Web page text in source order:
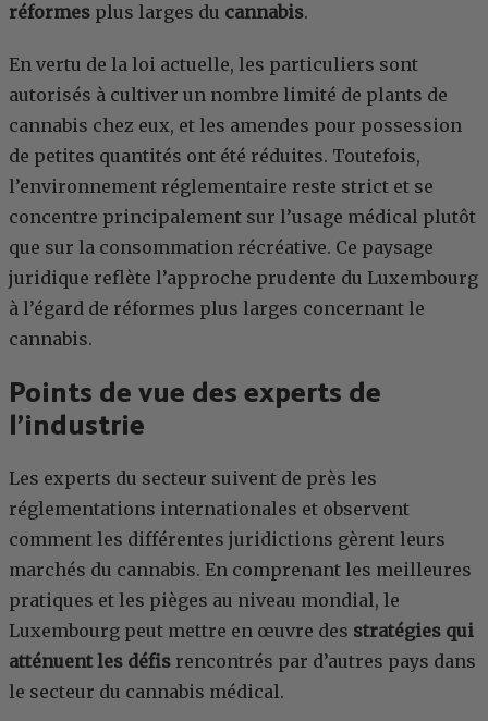
réformes plus larges du cannabis.
En vertu de la loi actuelle, les particuliers sont
autorisés à cultiver un nombre limité de plants de
cannabis chez eux, et les amendes pour possession
de petites quantités ont été réduites. Toutefois,
l’environnement réglementaire reste strict et se
concentre principalement sur l’usage médical plutôt
que sur la consommation récréative. Ce paysage
juridique reflète l’approche prudente du Luxembourg
à l’égard de réformes plus larges concernant le
cannabis.
Points de vue des experts de
l’industrie
Les experts du secteur suivent de près les
réglementations internationales et observent
comment les différentes juridictions gèrent leurs
marchés du cannabis. En comprenant les meilleures
pratiques et les pièges au niveau mondial, le
Luxembourg peut mettre en œuvre des stratégies qui
atténuent les défis rencontrés par d’autres pays dans
le secteur du cannabis médical.